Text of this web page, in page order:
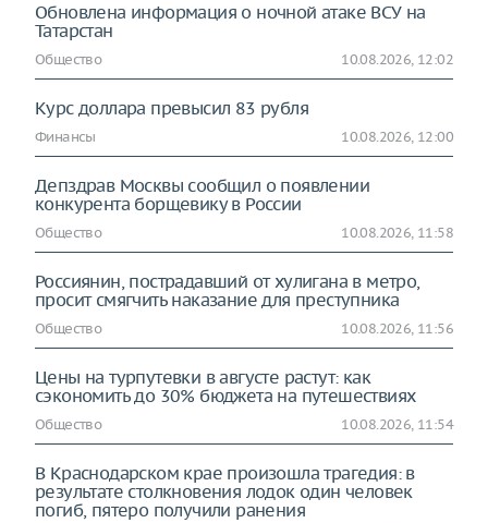
Обновлена информация о ночной атаке ВСУ на
Татарстан
Общество 10.08.2026, 12:02
Курс доллара превысил 83 рубля
Финансы 10.08.2026, 12:00
Депздрав Москвы сообщил о появлении
конкурента борщевику в России
Общество 10.08.2026, 11:58
Россиянин, пострадавший от хулигана в метро,
просит смягчить наказание для преступника
Общество 10.08.2026, 11:56
Цены на турпутевки в августе растут: как
сэкономить до 30% бюджета на путешествиях
Общество 10.08.2026, 11:54
В Краснодарском крае произошла трагедия: в
результате столкновения лодок один человек
погиб, пятеро получили ранения